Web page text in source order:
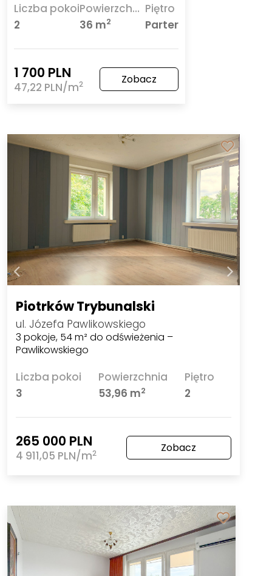
Liczba pokoi
2
Powierzchnia
36 m2
Piętro
Parter
1 700 PLN
47,22 PLN/m2 Zobacz
Piotrków Trybunalski
ul. Józefa Pawlikowskiego
3 pokoje, 54 m² do odświeżenia –
Pawlikowskiego
Liczba pokoi
3
Powierzchnia
53,96 m2
Piętro
2
265 000 PLN
4 911,05 PLN/m2 Zobacz